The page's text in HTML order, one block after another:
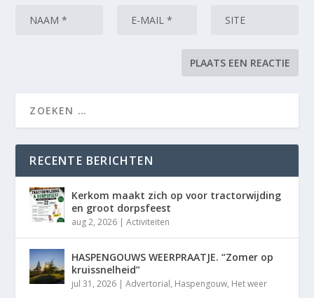
RECENTE BERICHTEN
Kerkom maakt zich op voor tractorwijding
en groot dorpsfeest
aug 2, 2026 |Activiteiten
HASPENGOUWS WEERPRAATJE. “Zomer op
kruissnelheid”
jul 31, 2026 |Advertorial, Haspengouw, Het weer